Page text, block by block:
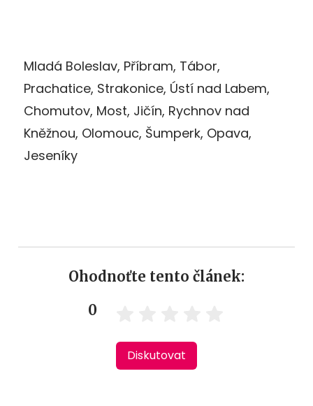
Mladá Boleslav, Příbram, Tábor,
Prachatice, Strakonice, Ústí nad Labem,
Chomutov, Most, Jičín, Rychnov nad
Kněžnou, Olomouc, Šumperk, Opava,
Jeseníky
Ohodnoťte tento článek:
0
Diskutovat